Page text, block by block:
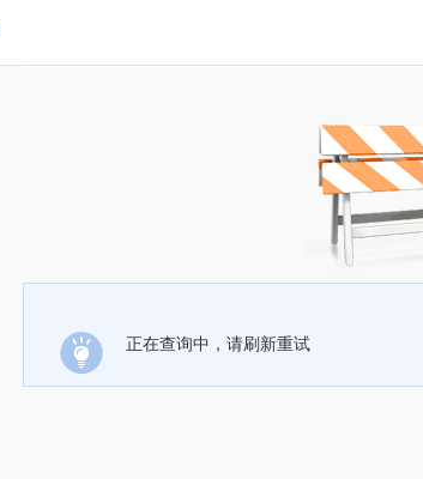
正在查询中，请刷新重试